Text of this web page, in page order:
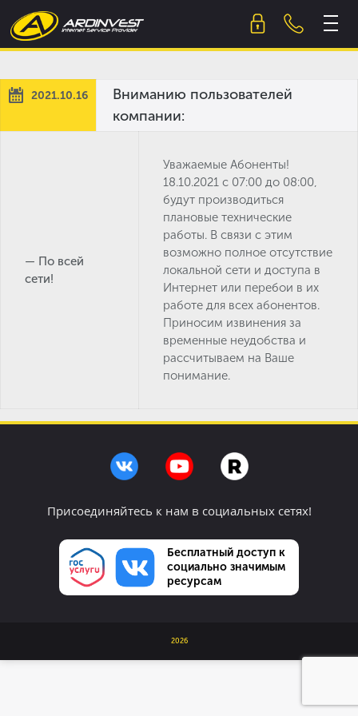
to
content
2021.10.16
Вниманию пользователей
компании:
— По всей
сети!
Уважаемые Абоненты!
18.10.2021 с 07:00 до 08:00,
будут производиться
плановые технические
работы. В связи с этим
возможно полное отсутствие
локальной сети и доступа в
Интернет или перебои в их
работе для всех абонентов.
Приносим извинения за
временные неудобства и
рассчитываем на Ваше
понимание.
Присоединяйтесь к нам в социальных сетях!
Бесплатный доступ к
социально значимым
ресурсам
2026